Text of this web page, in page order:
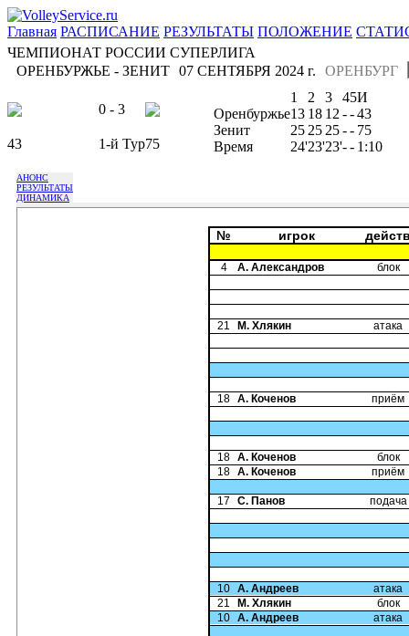
Главная РАСПИСАНИЕ РЕЗУЛЬТАТЫ ПОЛОЖЕНИЕ
ЧЕМПИОНАТ РОССИИ СУПЕРЛИГА
ОРЕНБУРЖЬЕ - ЗЕНИТ
ОРЕНБУРГ
07 СЕНТЯБРЯ 2024 г.
0 - 3
43 1-й Тур75
1 2 3 45И
Оренбуржье13 18 12 --43
Зенит
25 25 25-- 75
Время
24'23'23'-- 1:10
АНОНС
РЕЗУЛЬТАТЫ
ДИНАМИКА
№ игрок
4 А. Александров блок
21 М. Хлякин атака
18 А. Коченов приём
18 А. Коченов
блок
18 А. Коченов приём
17 С. Панов подача
10 А. Андреев
атака
21
М. Хлякин
блок
10 А. Андреев атака